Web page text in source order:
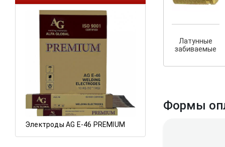
Электроды AG E-46 PREMIUM
Ликвидация
Латунные
забиваемые
Формы